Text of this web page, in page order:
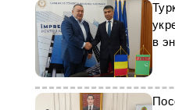
в